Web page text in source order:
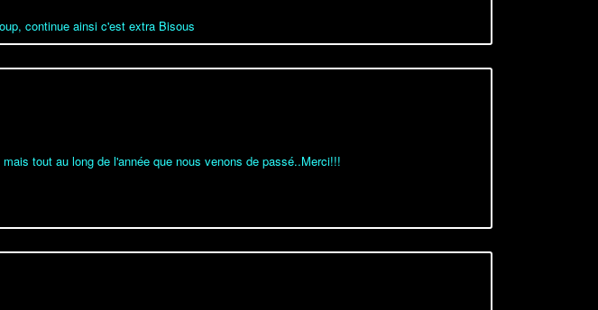
continue ainsi c'est extra Bisous
tout au long de l'année que nous venons de passé..Merci!!!